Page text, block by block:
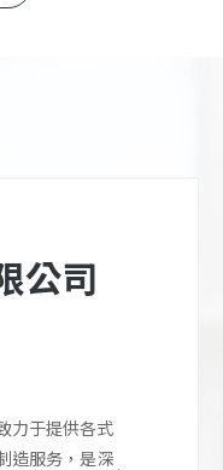
公司
力于提供各式
造服务，是深